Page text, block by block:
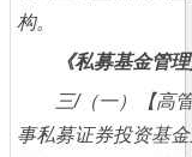
构。
《私募基金管
三/（一）【
事私募证券投资基